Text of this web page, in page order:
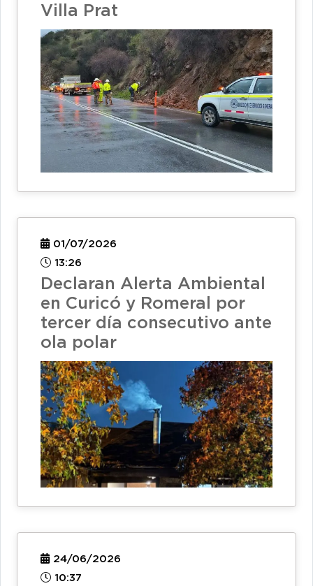
Villa Prat
01/07/2026
13:26
Declaran Alerta Ambiental
en Curicó y Romeral por
tercer día consecutivo ante
ola polar
24/06/2026
10:37